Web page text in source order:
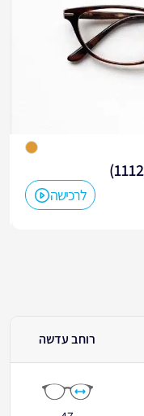
לרכישה
רוחב עדשה